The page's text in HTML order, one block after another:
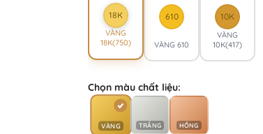
18K
VÀNG
18K(750)
610
VÀNG 610
10K
VÀNG
10K(417)
Chọn màu chất liệu:
VÀNG TRẮNG HỒNG